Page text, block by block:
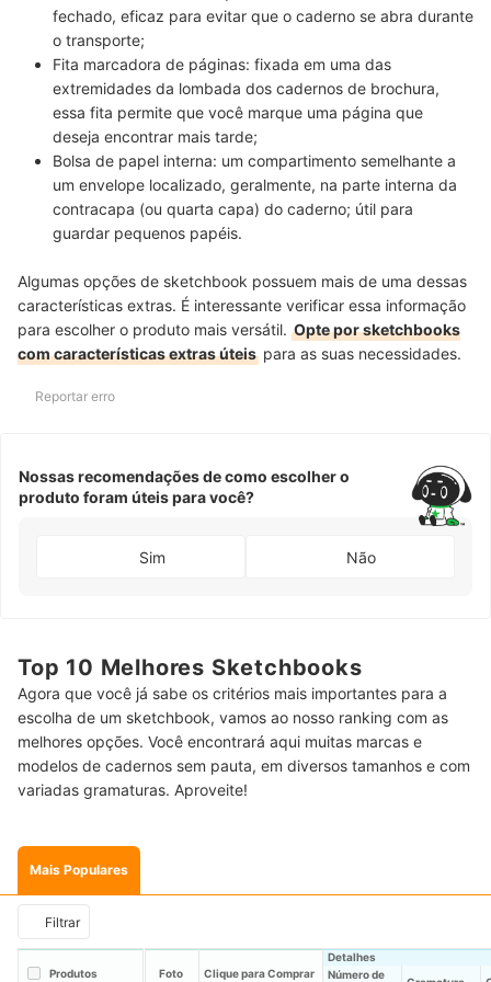
fechado, eficaz para evitar que o caderno se abra durante
o transporte;
Fita marcadora de páginas: fixada em uma das
extremidades da lombada dos cadernos de brochura,
essa fita permite que você marque uma página que
deseja encontrar mais tarde;
Bolsa de papel interna: um compartimento semelhante a
um envelope localizado, geralmente, na parte interna da
contracapa (ou quarta capa) do caderno; útil para
guardar pequenos papéis.
Algumas opções de sketchbook possuem mais de uma dessas
características extras. É interessante verificar essa informação
para escolher o produto mais versátil. Opte por sketchbooks
com características extras úteis para as suas necessidades.
Reportar erro
Nossas recomendações de como escolher o
produto foram úteis para você?
Sim Não
Top 10 Melhores Sketchbooks
Agora que você já sabe os critérios mais importantes para a
escolha de um sketchbook, vamos ao nosso ranking com as
melhores opções. Você encontrará aqui muitas marcas e
modelos de cadernos sem pauta, em diversos tamanhos e com
variadas gramaturas. Aproveite!
Mais Populares
Filtrar
Produtos Foto Clique para Comprar
Detalhes
Número de